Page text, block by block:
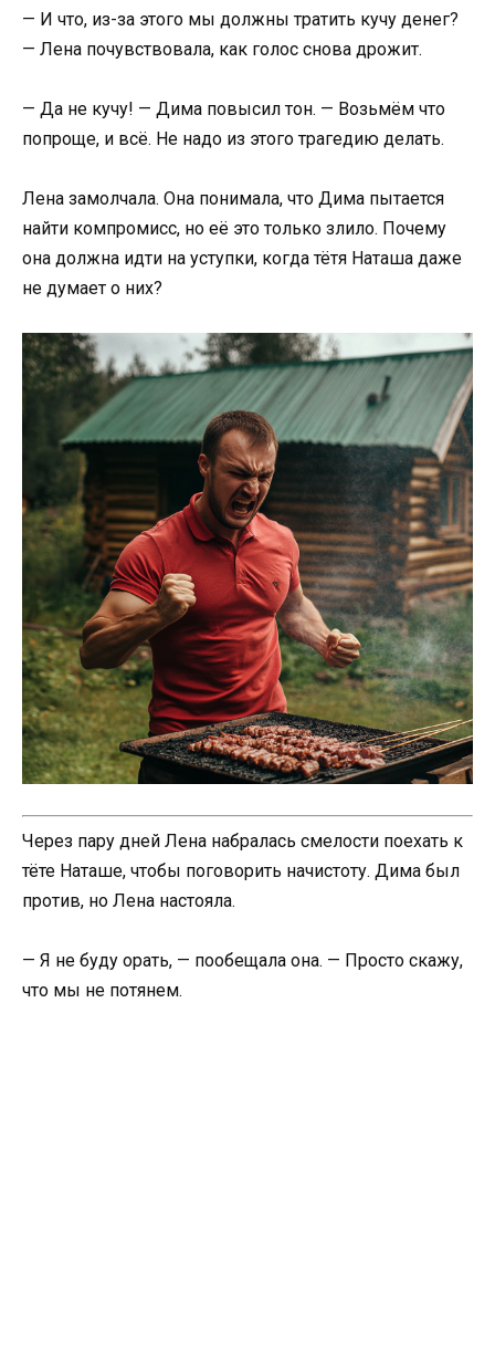
— И что, из-за этого мы должны тратить кучу денег?
— Лена почувствовала, как голос снова дрожит.
— Да не кучу! — Дима повысил тон. — Возьмём что
попроще, и всё. Не надо из этого трагедию делать.
Лена замолчала. Она понимала, что Дима пытается
найти компромисс, но её это только злило. Почему
она должна идти на уступки, когда тётя Наташа даже
не думает о них?
Через пару дней Лена набралась смелости поехать к
тёте Наташе, чтобы поговорить начистоту. Дима был
против, но Лена настояла.
— Я не буду орать, — пообещала она. — Просто скажу,
что мы не потянем.